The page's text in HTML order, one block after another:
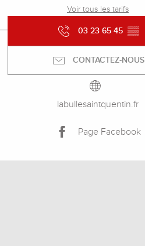
Voir tous les tarifs
03 23 65 45 ▒▒
CONTACTEZ-NOUS
labullesaintquentin.fr
Page Facebook